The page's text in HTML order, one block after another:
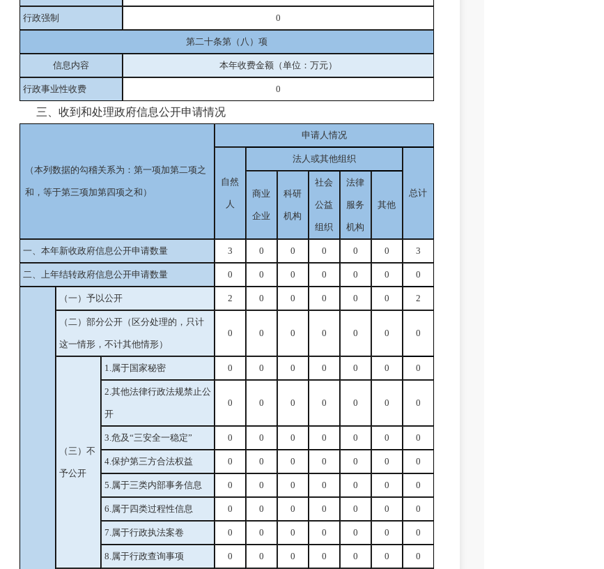
行政强制 0
第二十条第（八）项
信息内容 本年收费金额（单位：万元）
行政事业性收费 0
三、收到和处理政府信息公开申请情况
（本列数据的勾稽关系为：第一项加第二项之
和，等于第三项加第四项之和）
申请人情况
自然
人
法人或其他组织
总计
商业
企业
科研
机构
社会
公益
组织
法律
服务
机构
其他
一、本年新收政府信息公开申请数量 3 0 0 0 0 0 3
二、上年结转政府信息公开申请数量 0 0 0 0 0 0 0
（一）予以公开 2 0 0 0 0 0 2
（二）部分公开（区分处理的，只计
这一情形，不计其他情形）
0 0 0 0 0 0 0
（三）不
予公开
1.属于国家秘密 0 0 0 0 0 0 0
2.其他法律行政法规禁止公
开
0 0 0 0 0 0 0
3.危及“三安全一稳定” 0 0 0 0 0 0 0
4.保护第三方合法权益 0 0 0 0 0 0 0
5.属于三类内部事务信息 0 0 0 0 0 0 0
6.属于四类过程性信息 0 0 0 0 0 0 0
7.属于行政执法案卷 0 0 0 0 0 0 0
8.属于行政查询事项 0 0 0 0 0 0 0